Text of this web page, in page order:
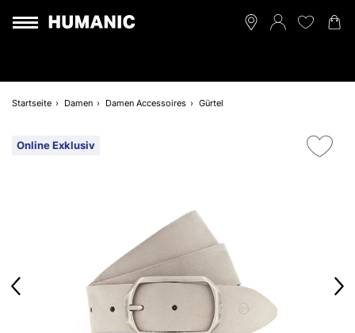
Startseite Damen Damen Accessoires Gürtel
Online Exklusiv